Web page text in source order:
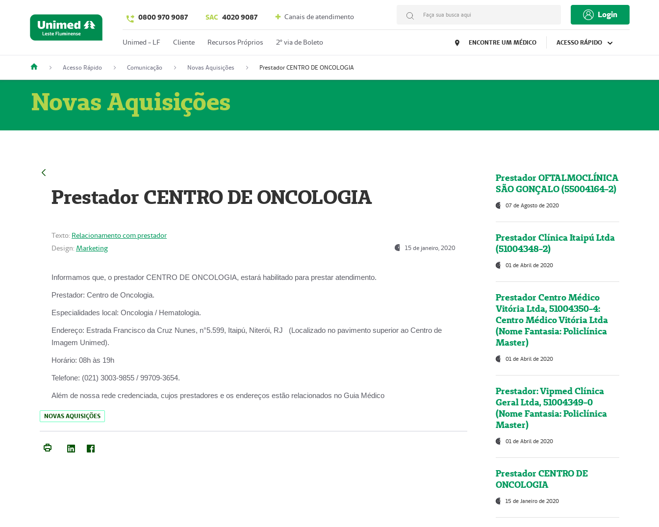
0800 970 9087 SAC 4020 9087 Canais de atendimento Faça sua busca aqui Login
Unimed - LF Cliente Recursos Próprios 2º via de Boleto ENCONTRE UM MÉDICO ACESSO RÁPIDO
Acesso Rápido Comunicação Novas Aquisições Prestador CENTRO DE ONCOLOGIA
Novas Aquisições
Prestador CENTRO DE ONCOLOGIA
Texto: Relacionamento com prestador
Design: Marketing 15 de janeiro, 2020
Informamos que, o prestador CENTRO DE ONCOLOGIA, estará habilitado para prestar atendimento.
Prestador: Centro de Oncologia.
Especialidades local: Oncologia / Hematologia.
Endereço: Estrada Francisco da Cruz Nunes, n°5.599, Itaipú, Niterói, RJ (Localizado no pavimento superior ao Centro de
Imagem Unimed).
Horário: 08h às 19h
Telefone: (021) 3003-9855 / 99709-3654.
Além de nossa rede credenciada, cujos prestadores e os endereços estão relacionados no Guia Médico
NOVAS AQUISIÇÕES
Prestador OFTALMOCLÍNICA
SÃO GONÇALO (55004164-2)
07 de Agosto de 2020
Prestador Clínica Itaipú Ltda
(51004348-2)
01 de Abril de 2020
Prestador Centro Médico
Vitória Ltda, 51004350-4:
Centro Médico Vitória Ltda
(Nome Fantasia: Policlínica
Master)
01 de Abril de 2020
Prestador: Vipmed Clínica
Geral Ltda, 51004349-0
(Nome Fantasia: Policlínica
Master)
01 de Abril de 2020
Prestador CENTRO DE
ONCOLOGIA
15 de Janeiro de 2020